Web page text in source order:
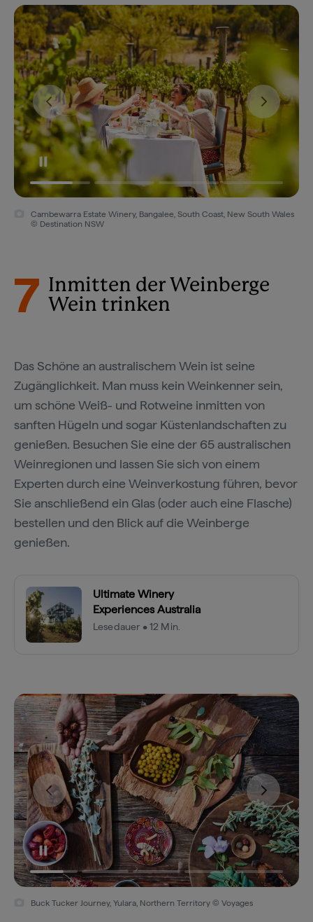
Cambewarra Estate Winery, Bangalee, South Coast, New South Wales
© Destination NSW
7 Inmitten der Weinberge
Wein trinken
Das Schöne an australischem Wein ist seine
Zugänglichkeit. Man muss kein Weinkenner sein,
um schöne Weiß- und Rotweine inmitten von
sanften Hügeln und sogar Küstenlandschaften zu
genießen. Besuchen Sie eine der 65 australischen
Weinregionen und lassen Sie sich von einem
Experten durch eine Weinverkostung führen, bevor
Sie anschließend ein Glas (oder auch eine Flasche)
bestellen und den Blick auf die Weinberge
genießen.
Ultimate Winery
Experiences Australia
Lesedauer • 12 Min.
Buck Tucker Journey, Yulara, Northern Territory © Voyages